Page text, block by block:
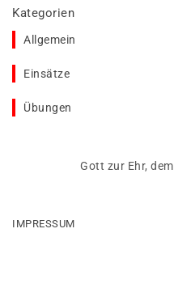
Kategorien
Allgemein
Einsätze
Übungen
Gott zur Ehr,
IMPRESSUM